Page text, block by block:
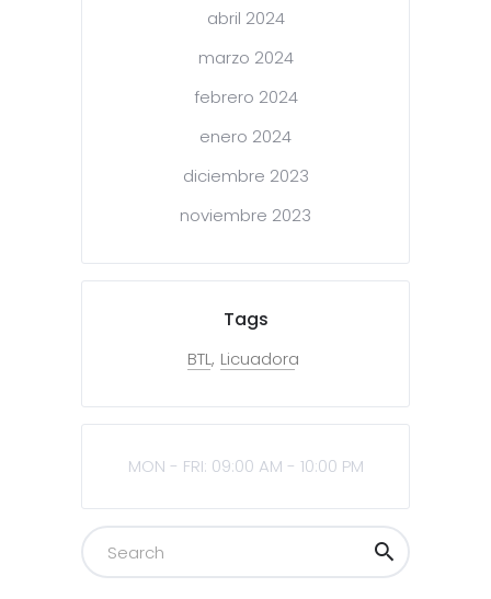
abril 2024
marzo 2024
febrero 2024
enero 2024
diciembre 2023
noviembre 2023
Tags
BTL Licuadora
MON - FRI: 09:00 AM - 10:00 PM